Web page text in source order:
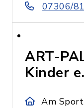
07306/
ART-
Kinder
Am